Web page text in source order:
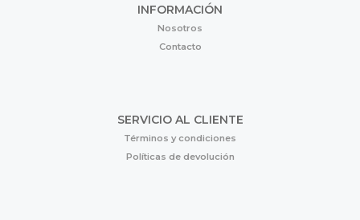
INFORMACIÓN
Nosotros
Contacto
SERVICIO AL CLIENTE
Términos y condiciones
Políticas de devolución